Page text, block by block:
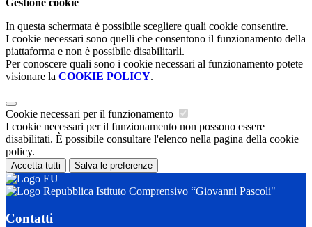
Gestione cookie
In questa schermata è possibile scegliere quali cookie consentire.
I cookie necessari sono quelli che consentono il funzionamento della
piattaforma e non è possibile disabilitarli.
Per conoscere quali sono i cookie necessari al funzionamento potete
visionare la COOKIE POLICY.
Cookie necessari per il funzionamento
I cookie necessari per il funzionamento non possono essere
disabilitati. È possibile consultare l'elenco nella pagina della cookie
policy.
Accetta tutti Salva le preferenze
Istituto Comprensivo “Giovanni Pascoli"
Contatti